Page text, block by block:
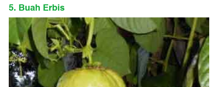
5. Buah Erbis